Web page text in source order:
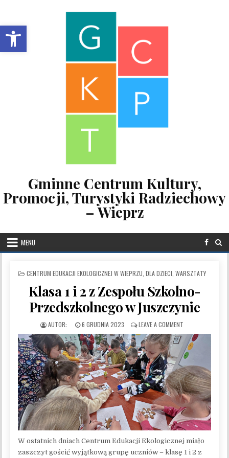
Open toolbar
Gminne Centrum Kultury,
Promocji, Turystyki Radziechowy
– Wieprz
MENU
POSTED IN
CENTRUM EDUKACJI EKOLOGICZNEJ W WIEPRZU DLA DZIECI WARSZTATY
Klasa 1 i 2 z Zespołu Szkolno-
Przedszkolnego w Juszczynie
PUBLISHED DATE:
6 GRUDNIA 2023 LEAVE A COMMENT
W ostatnich dniach Centrum Edukacji Ekologicznej miało
zaszczyt gościć wyjątkową grupę uczniów – klasę 1 i 2 z